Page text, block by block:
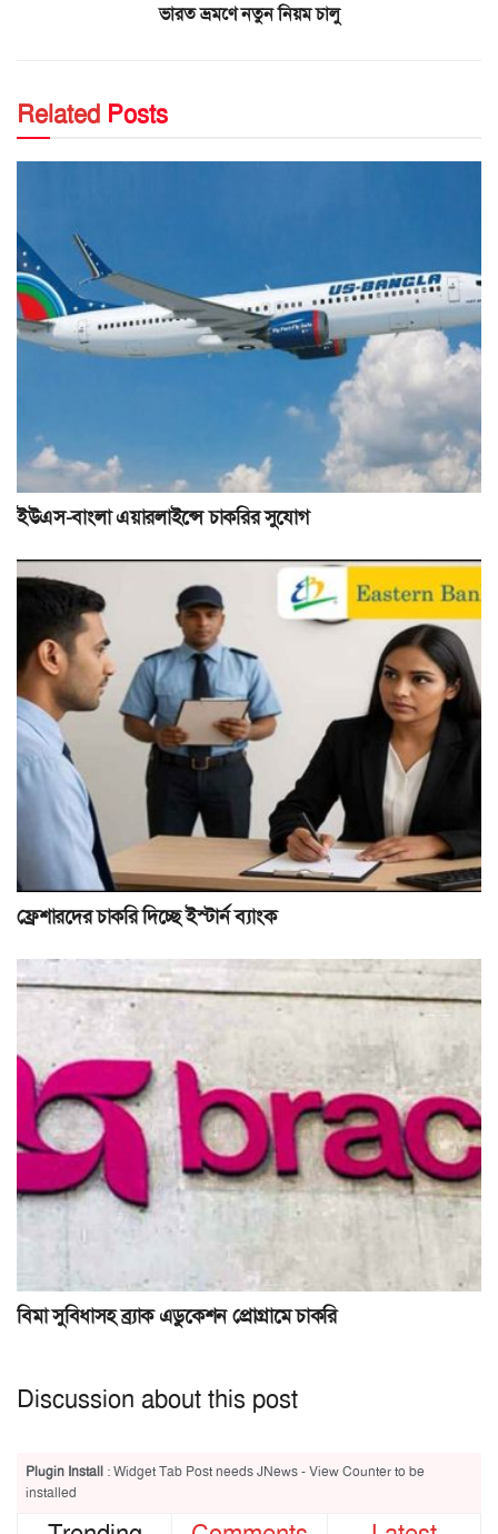
ভারত ভ্রমণে নতুন নিয়ম চালু
Related Posts
ইউএস-বাংলা এয়ারলাইন্সে চাকরির সুযোগ
ফ্রেশারদের চাকরি দিচ্ছে ইস্টার্ন ব্যাংক
বিমা সুবিধাসহ ব্র্যাক এডুকেশন প্রোগ্রামে চাকরি
Discussion about this post
Plugin Install : Widget Tab Post needs JNews - View Counter to be
installed